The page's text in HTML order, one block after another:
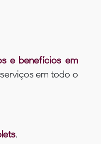
e benefícios em
em todo o
.